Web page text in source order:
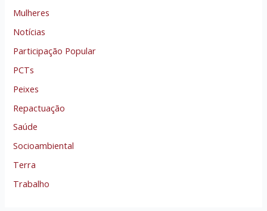
Mulheres
Notícias
Participação Popular
PCTs
Peixes
Repactuação
Saúde
Socioambiental
Terra
Trabalho